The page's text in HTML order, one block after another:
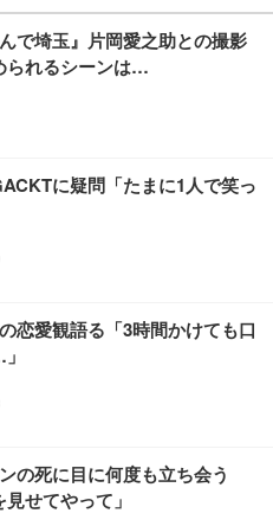
で埼玉』片岡愛之助との撮影
れるシーンは…
に疑問「たまに1人で笑っ
恋愛観語る「3時間かけても口
の死に目に何度も立ち会う
せてやって」